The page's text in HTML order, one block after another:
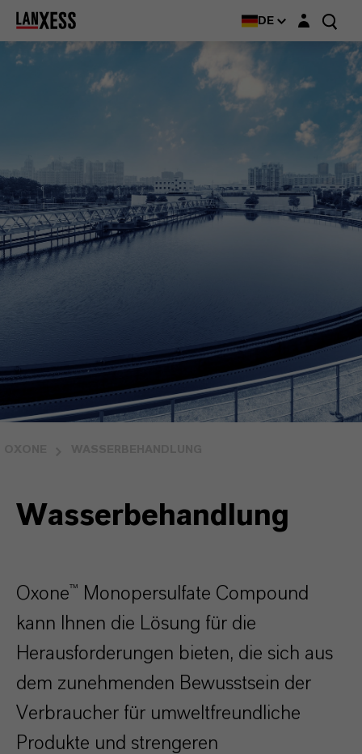
DE Login-Maske
Wasserbehandlung
Oxone™ Monopersulfate Compound
kann Ihnen die Lösung für die
Herausforderungen bieten, die sich aus
dem zunehmenden Bewusstsein der
Verbraucher für umweltfreundliche
Produkte und strengeren